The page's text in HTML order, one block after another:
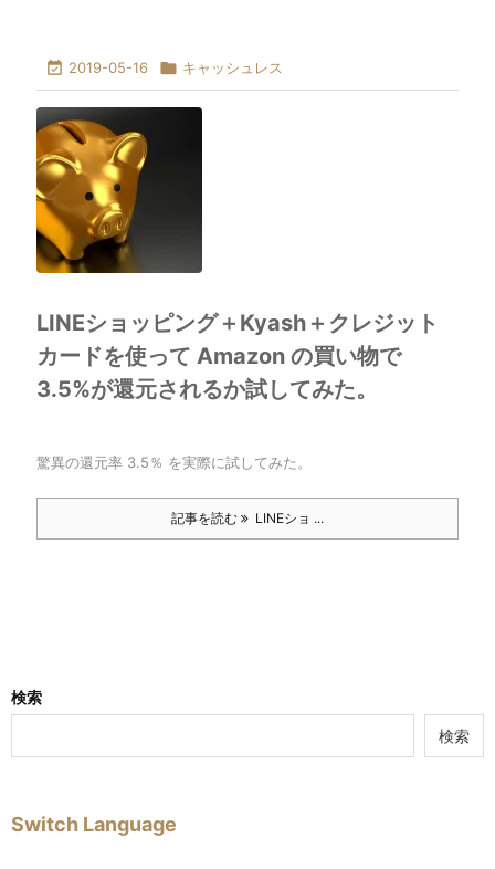
 2019-05-16  キャッシュレス
LINEショッピング＋Kyash＋クレジット
カードを使って Amazon の買い物で
3.5%が還元されるか試してみた。
驚異の還元率 3.5％ を実際に試してみた。
記事を読む LINEショ ...
検索
検索
Switch Language